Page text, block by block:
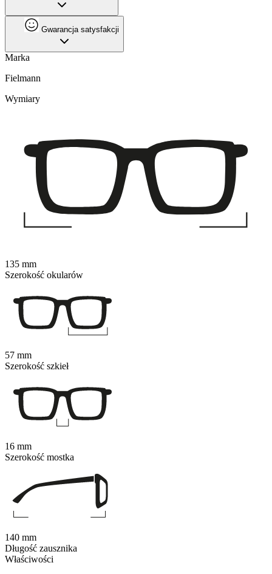
Gwarancja satysfakcji
Marka
Fielmann
Właściwości
Wymiary
135 mm
Szerokość okularów
57 mm
Szerokość szkieł
16 mm
Szerokość mostka
140 mm
Długość zausznika